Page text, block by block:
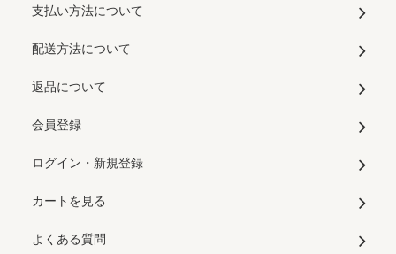
支払い方法について
配送方法について
返品について
会員登録
ログイン・新規登録
カートを見る
よくある質問